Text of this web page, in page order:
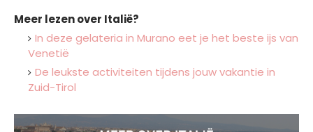
Meer lezen over Italië?
In deze gelateria in Murano eet je het beste ijs van
Venetië
De leukste activiteiten tijdens jouw vakantie in
Zuid-Tirol